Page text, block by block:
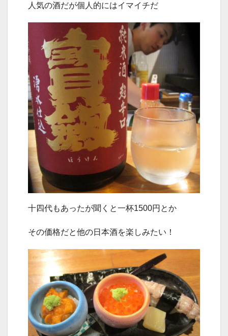
人気の酒だが個人的にはイマイチだ
十四代もあったが聞くと一杯1500円とか
その価格だと他の日本酒を楽しみたい！